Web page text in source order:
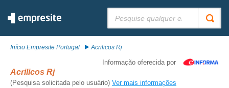
Início Empresite Portugal Acrilicos Rj
Informação oferecida por
Acrilicos Rj
(Pesquisa solicitada pelo usuário) Ver mais informações